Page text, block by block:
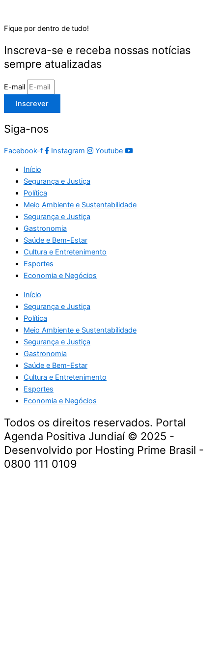
Fique por dentro de tudo!
Inscreva-se e receba nossas notícias
sempre atualizadas
E-mail
Inscrever
Siga-nos
Facebook-f Instagram Youtube
Início
Segurança e Justiça
Política
Meio Ambiente e Sustentabilidade
Segurança e Justiça
Gastronomia
Saúde e Bem-Estar
Cultura e Entretenimento
Esportes
Economia e Negócios
Início
Segurança e Justiça
Política
Meio Ambiente e Sustentabilidade
Segurança e Justiça
Gastronomia
Saúde e Bem-Estar
Cultura e Entretenimento
Esportes
Economia e Negócios
Todos os direitos reservados. Portal
Agenda Positiva Jundiaí © 2025 -
Desenvolvido por Hosting Prime Brasil -
0800 111 0109